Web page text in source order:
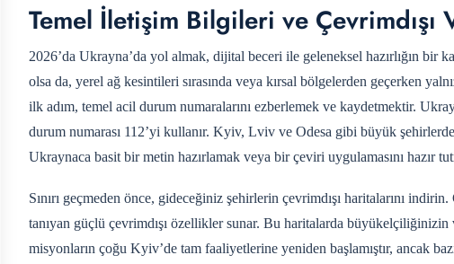
Temel İletişim Bilgileri ve Çevrimdışı
2026’da Ukrayna’da yol almak, dijital beceri ile geleneksel hazırlığın bir
olsa da, yerel ağ kesintileri sırasında veya kırsal bölgelerden geçerken
ilk adım, temel acil durum numaralarını ezberlemek ve kaydetmektir.
durum numarası 112’yi kullanır. Kyiv, Lviv ve Odesa gibi büyük
Ukraynaca basit bir metin hazırlamak veya bir çeviri uygulamasını hazır
Sınırı geçmeden önce, gideceğiniz şehirlerin çevrimdışı haritalarını
tanıyan güçlü çevrimdışı özellikler sunar. Bu haritalarda
misyonların çoğu Kyiv’de tam faaliyetlerine yeniden başlamıştır, ancak